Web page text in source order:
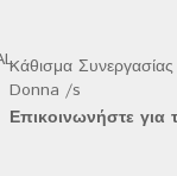
Kάθισμα Συνεργασίας
Donna /s
Επικοινωνήστε για